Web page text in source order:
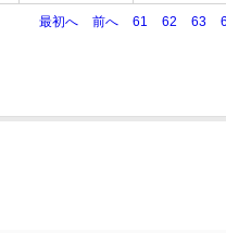
最初へ 前へ 61 62 63